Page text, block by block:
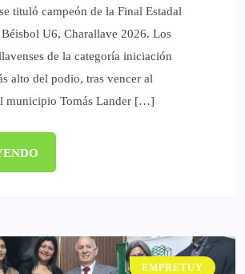
tituló campeón de la Final Estadal
U6, Charallave 2026. Los
de la categoría iniciación
alto del podio, tras vencer al
municipio Tomás Lander […]
EMPRETUY